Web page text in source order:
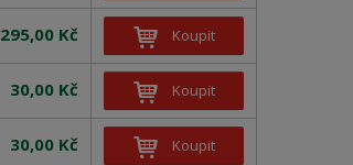
ý
i
p
s
i
s
295,00 Kč Koupit
30,00 Kč Koupit
30,00 Kč Koupit